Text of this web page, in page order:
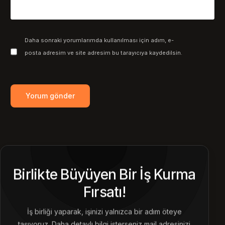
Daha sonraki yorumlarımda kullanılması için adım, e-
posta adresim ve site adresim bu tarayıcıya kaydedilsin.
Birlikte Büyüyen Bir İş Kurma
Fırsatı!
İş birliği yaparak, işinizi yalnızca bir adım öteye